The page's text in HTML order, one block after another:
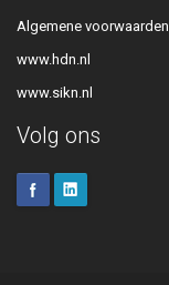
Algemene voorwaarden
www.hdn.nl
www.sikn.nl
Volg ons